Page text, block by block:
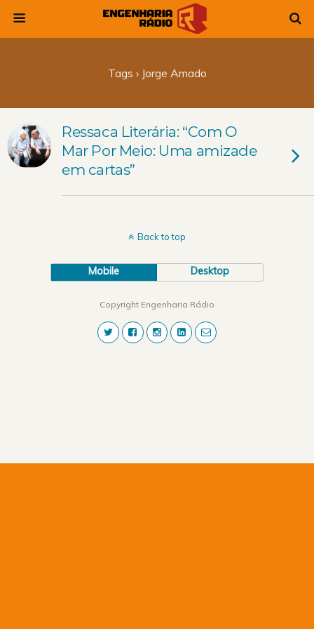
Tags › Jorge Amado
Ressaca Literária: “Com O
Mar Por Meio: Uma amizade
em cartas”
Back to top
Mobile Desktop
Copyright Engenharia Rádio